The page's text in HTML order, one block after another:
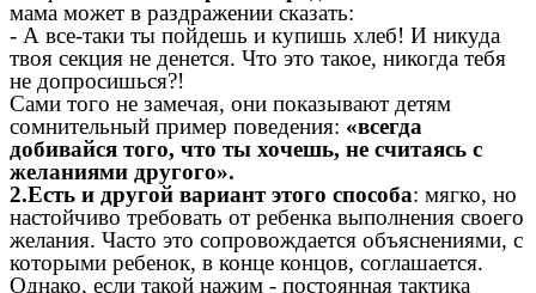
мама может в раздражении сказать:
- А все-таки ты пойдешь и купишь хлеб! И никуда
твоя секция не денется. Что это такое, никогда тебя
не допросишься?!
Сами того не замечая, они показывают детям
сомнительный пример поведения: «всегда
добивайся того, что ты хочешь, не считаясь с
желаниями другого».
2.Есть и другой вариант этого способа: мягко, но
настойчиво требовать от ребенка выполнения своего
желания. Часто это сопровождается объяснениями, с
которыми ребенок, в конце концов, соглашается.
Однако, если такой нажим - постоянная тактика